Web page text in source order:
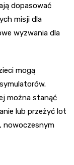
dopasować
misji dla
wyzwania dla
mogą
można stanąć
lub przeżyć lot
nowoczesnym